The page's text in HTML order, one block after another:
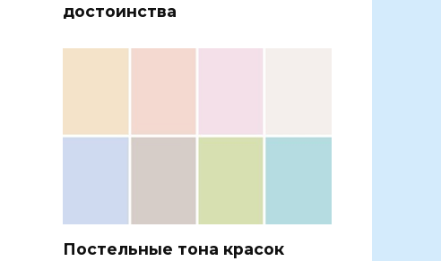
достоинства
Постельные тона красок